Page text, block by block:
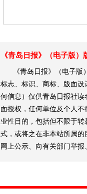
《青岛日报》（电子版）
《青岛日报》（电子
标志、标识、商标、版面
何信息）仅供青岛日报社
面授权，任何单位及个人
业性目的，包括但不限于
式，或将之在非本站所属
网上公示、向有关部门举报